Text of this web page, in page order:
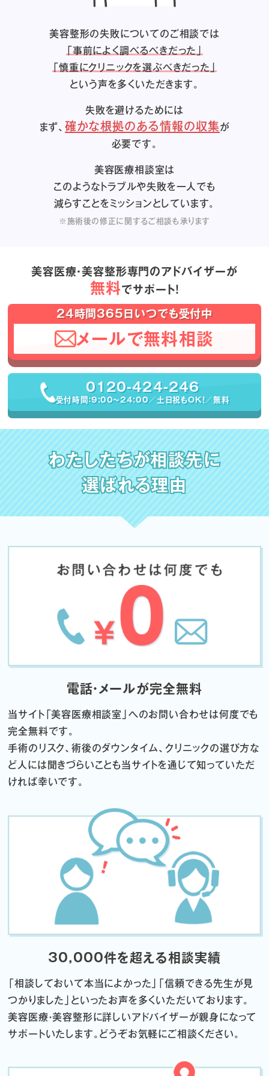
美容整形の失敗についてのご相談では
「事前によく調べるべきだった」
「慎重にクリニックを選ぶべきだった」
という声を多くいただきます。
失敗を避けるためには
まず、確かな根拠のある情報の収集が
必要です。
美容医療相談室は
このようなトラブルや失敗を一人でも
減らすことをミッションとしています。
※施術後の修正に関するご相談も承ります
美容医療・美容整形専門のアドバイザーが
無料でサポート！
24時間365日いつでも受付中
メールで無料相談
0120-424-246
受付時間：9:00〜24:00／土日祝もOK！／無料
わたしたちが相談先に
選ばれる理由
電話・メールが完全無料
当サイト「美容医療相談室」へのお問い合わせは何度でも
完全無料です。
手術のリスク、術後のダウンタイム、クリニックの選び方な
ど 人には聞きづらいことも当サイトを通じて知っていただ
ければ幸いです。
30,000件を超える相談実績
「相談しておいて本当によかった」「信頼できる先生が見
つかりました」 といったお声を多くいただいております。
美容医療・美容整形に詳しいアドバイザーが親身になって
サポートいたします。 どうぞお気軽にご相談ください。